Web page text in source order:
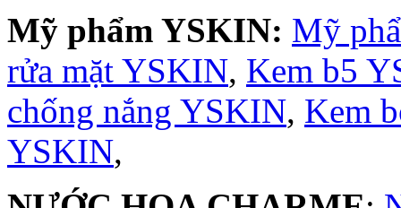
Mỹ phẩm YSKIN: Mỹ
rửa mặt YSKIN, Kem b5
chống nắng YSKIN, Kem
YSKIN,